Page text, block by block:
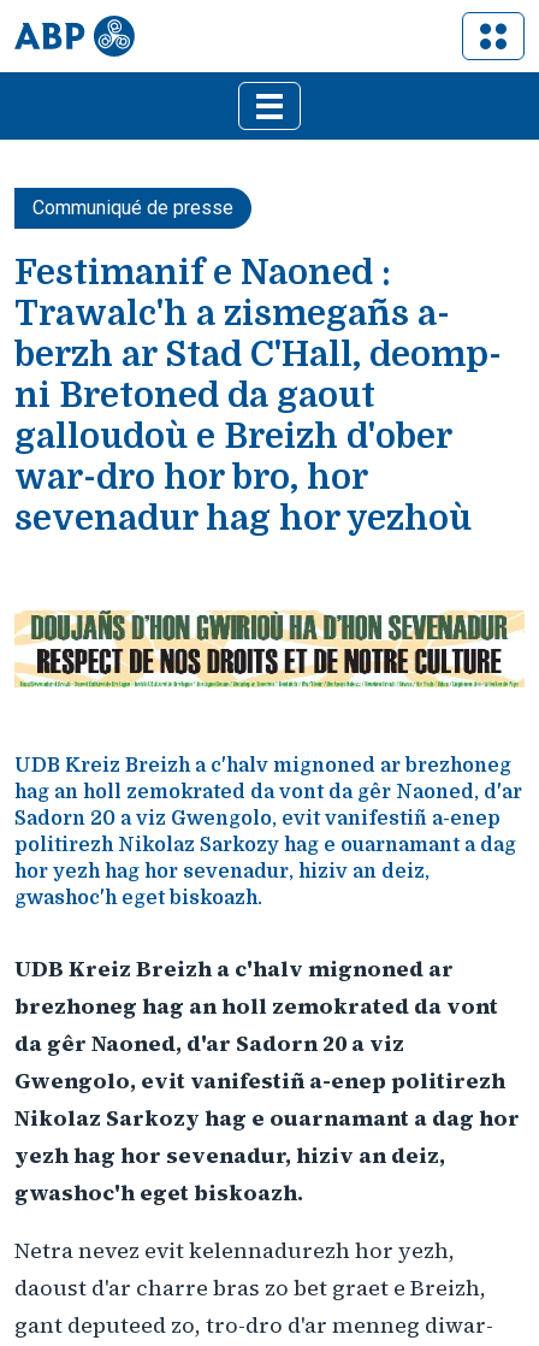
Communiqué de presse
Festimanif e Naoned :
Trawalc'h a zismegañs a-
berzh ar Stad C'Hall, deomp-
ni Bretoned da gaout
galloudoù e Breizh d'ober
war-dro hor bro, hor
sevenadur hag hor yezhoù
UDB Kreiz Breizh a c'halv mignoned ar brezhoneg
hag an holl zemokrated da vont da gêr Naoned, d'ar
Sadorn 20 a viz Gwengolo, evit vanifestiñ a-enep
politirezh Nikolaz Sarkozy hag e ouarnamant a dag
hor yezh hag hor sevenadur, hiziv an deiz,
gwashoc'h eget biskoazh.
UDB Kreiz Breizh a c'halv mignoned ar
brezhoneg hag an holl zemokrated da vont
da gêr Naoned, d'ar Sadorn 20 a viz
Gwengolo, evit vanifestiñ a-enep politirezh
Nikolaz Sarkozy hag e ouarnamant a dag hor
yezh hag hor sevenadur, hiziv an deiz,
gwashoc'h eget biskoazh.
Netra nevez evit kelennadurezh hor yezh,
daoust d'ar charre bras zo bet graet e Breizh,
gant deputeed zo, tro-dro d'ar menneg diwar-